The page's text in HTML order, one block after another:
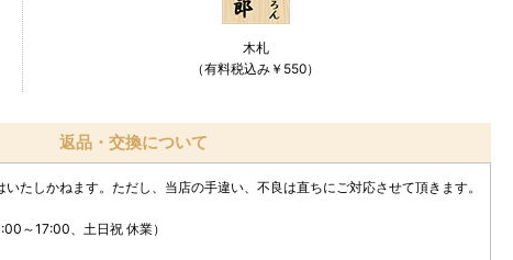
木札
（有料税込み￥550）
返品・交換について
たしかねます。ただし、当店の手違い、不良は直ちにご対応させて頂きます。
～17:00、土日祝 休業）